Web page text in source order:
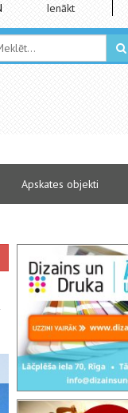
Ienākt
Apskates objekti